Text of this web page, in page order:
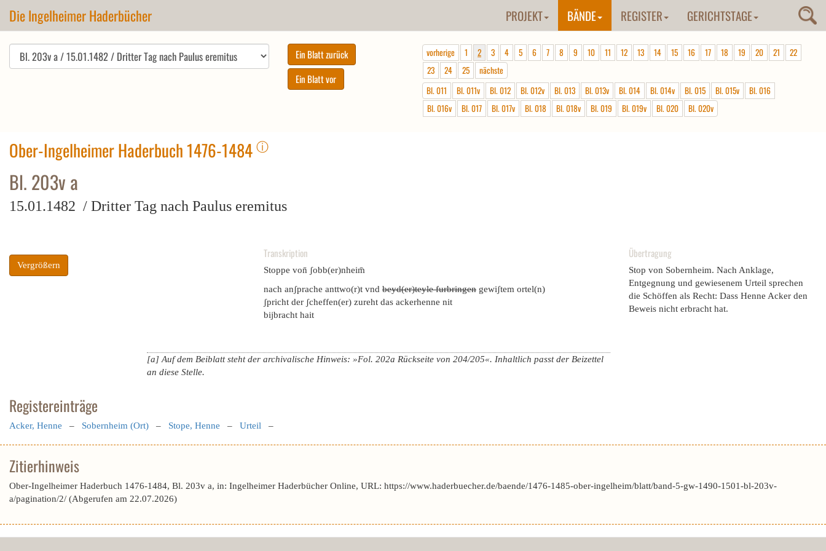
Die Ingelheimer Haderbücher PROJEKT BÄNDE REGISTER GERICHTSTAGE
vorherige 1 2 3 4 5 6 7 8 9 10 11 12 13 14 15 16 17 18 19 20 21
22
23
24 25
nächste
Bl. 011
Bl. 011v Bl. 012 Bl. 012v Bl. 013 Bl. 013v Bl. 014 Bl. 014v Bl. 015 Bl. 015v
Bl. 016
Bl. 016v
Bl. 017 Bl. 017v Bl. 018 Bl. 018v Bl. 019 Bl. 019v Bl. 020 Bl. 020v
Ober-Ingelheimer Haderbuch 1476-1484 ⓘ
Bl. 203v a
15.01.1482 / Dritter Tag nach Paulus eremitus
Vergrößern
Transkription
Stoppe von̄ ʃobb(er)nheim̄
nach anʃprache anttwo(r)t vnd beyd(er)teyle furbringen gewiʃtem ortel(n)
ʃpricht der ʃcheffen(er) zureht das ackerhenne nit
bijbracht hait
[a] Auf dem Beiblatt steht der archivalische Hinweis: »Fol. 202a Rückseite von 204/205«. Inhaltlich passt der Beizettel
an diese Stelle.
Übertragung
Stop von Sobernheim. Nach Anklage,
Entgegnung und gewiesenem Urteil sprechen
die Schöffen als Recht: Dass Henne Acker den
Beweis nicht erbracht hat.
Registereinträge
Acker, Henne – Sobernheim (Ort) – Stope, Henne – Urteil –
Zitierhinweis
Ober-Ingelheimer Haderbuch 1476-1484, Bl. 203v a, in: Ingelheimer Haderbücher Online, URL: https://www.haderbuecher.de/baende/1476-1485-ober-ingelheim/blatt/band-5-gw-1490-1501-bl-203v-
a/pagination/2/ (Abgerufen am 22.07.2026)